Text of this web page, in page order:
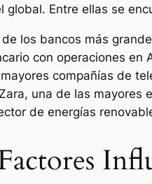
global. Entre ellas se
de los bancos más
con operaciones en
compañías de
una de las mayores
de energías